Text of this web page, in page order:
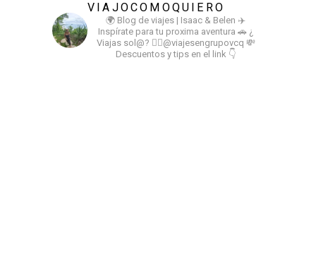
VIAJOCOMOQUIERO
🌍 Blog de viajes | Isaac & Belen ✈️
Inspírate para tu proxima aventura 🚗 ¿
Viajas sol@? 👉🏻@viajesengrupovcq 💸
Descuentos y tips en el link 👇